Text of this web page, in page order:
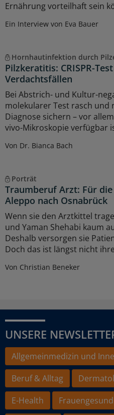
Ernährung vorteilhaft sein
Ein Interview von Eva Bauer
Hornhautinfektion durch
Pilzkeratitis: CRISPR-
Verdachtsfällen
Bei Abstrich- und Kultur-
molekularer Test rasch und
Diagnose sichern – vor
vivo-Mikroskopie verfügbar
Von Dr. Bianca Bach
Porträt
Traumberuf Arzt: Für
Aleppo nach Osnabrück
Wenn sie den Arztkittel
und Yaman Shehabi kaum
Deshalb versorgen sie
Doch das ist längst nicht
Von Christian Beneker
UNSERE
Allgemeinmedizin und
Beruf & Alltag
E-Health